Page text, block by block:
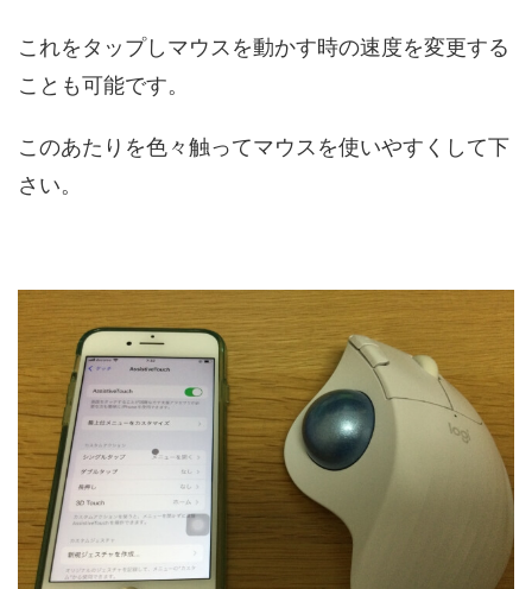
これをタップしマウスを動かす時の速度を変更する
ことも可能です。
このあたりを色々触ってマウスを使いやすくして下
さい。